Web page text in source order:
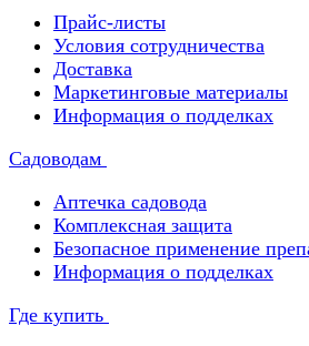
Прайс-листы
Условия сотрудничества
Доставка
Маркетинговые материалы
Информация о подделках
Садоводам
Аптечка садовода
Комплексная защита
Безопасное применение
Информация о подделках
Где купить